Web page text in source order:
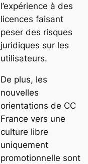
l’expérience à des
licences faisant
peser des risques
juridiques sur les
utilisateurs.
De plus, les
nouvelles
orientations de CC
France vers une
culture libre
uniquement
promotionnelle sont